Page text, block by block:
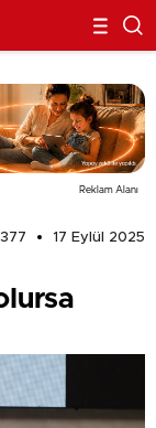
Reklam Alanı
17 Eylül 2025